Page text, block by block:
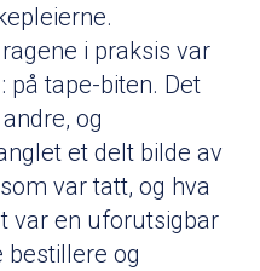
i praksis var
på tape-biten. Det
og
et delt bilde av
var tatt, og hva
var en uforutsigbar
bestillere og